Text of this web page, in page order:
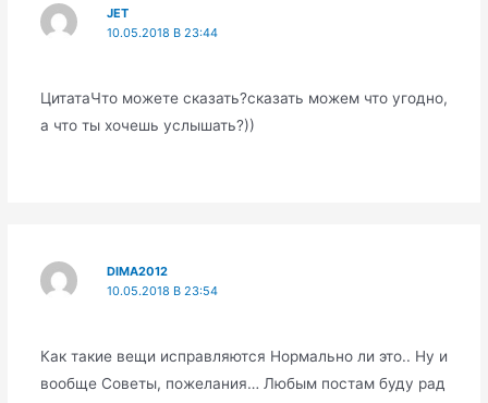
JET
10.05.2018 В 23:44
ЦитатаЧто можете сказать?сказать можем что угодно,
а что ты хочешь услышать?))
DIMA2012
10.05.2018 В 23:54
Как такие вещи исправляются Нормально ли это.. Ну и
вообще Советы, пожелания… Любым постам буду рад